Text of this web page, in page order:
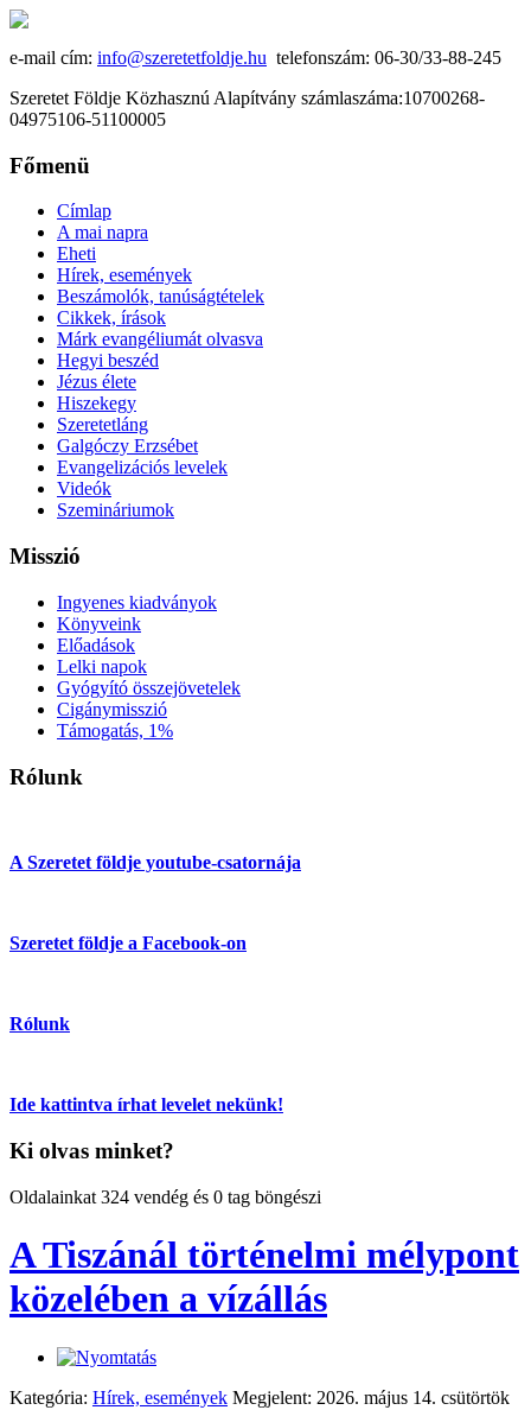
e-mail cím: info@szeretetfoldje.hu telefonszám: 06-30/33-88-245
Szeretet Földje Közhasznú Alapítvány számlaszáma:10700268-
04975106-51100005
Főmenü
Címlap
A mai napra
Eheti
Hírek, események
Beszámolók, tanúságtételek
Cikkek, írások
Márk evangéliumát olvasva
Hegyi beszéd
Jézus élete
Hiszekegy
Szeretetláng
Galgóczy Erzsébet
Evangelizációs levelek
Videók
Szemináriumok
Misszió
Ingyenes kiadványok
Könyveink
Előadások
Lelki napok
Gyógyító összejövetelek
Cigánymisszió
Támogatás, 1%
Rólunk
A Szeretet földje youtube-csatornája
Szeretet földje a Facebook-on
Rólunk
Ide kattintva írhat levelet nekünk!
Ki olvas minket?
Oldalainkat 324 vendég és 0 tag böngészi
A Tiszánál történelmi mélypont
közelében a vízállás
Kategória: Hírek, események Megjelent: 2026. május 14. csütörtök